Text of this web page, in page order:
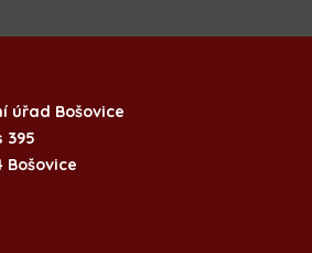
úřad Bošovice
395
Bošovice